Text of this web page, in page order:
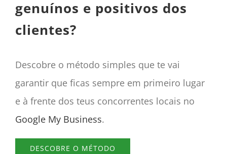
genuínos e positivos dos
clientes?
Descobre o método simples que te vai
garantir que ficas sempre em primeiro lugar
e à frente dos teus concorrentes locais no
Google My Business.
DESCOBRE O MÉTODO